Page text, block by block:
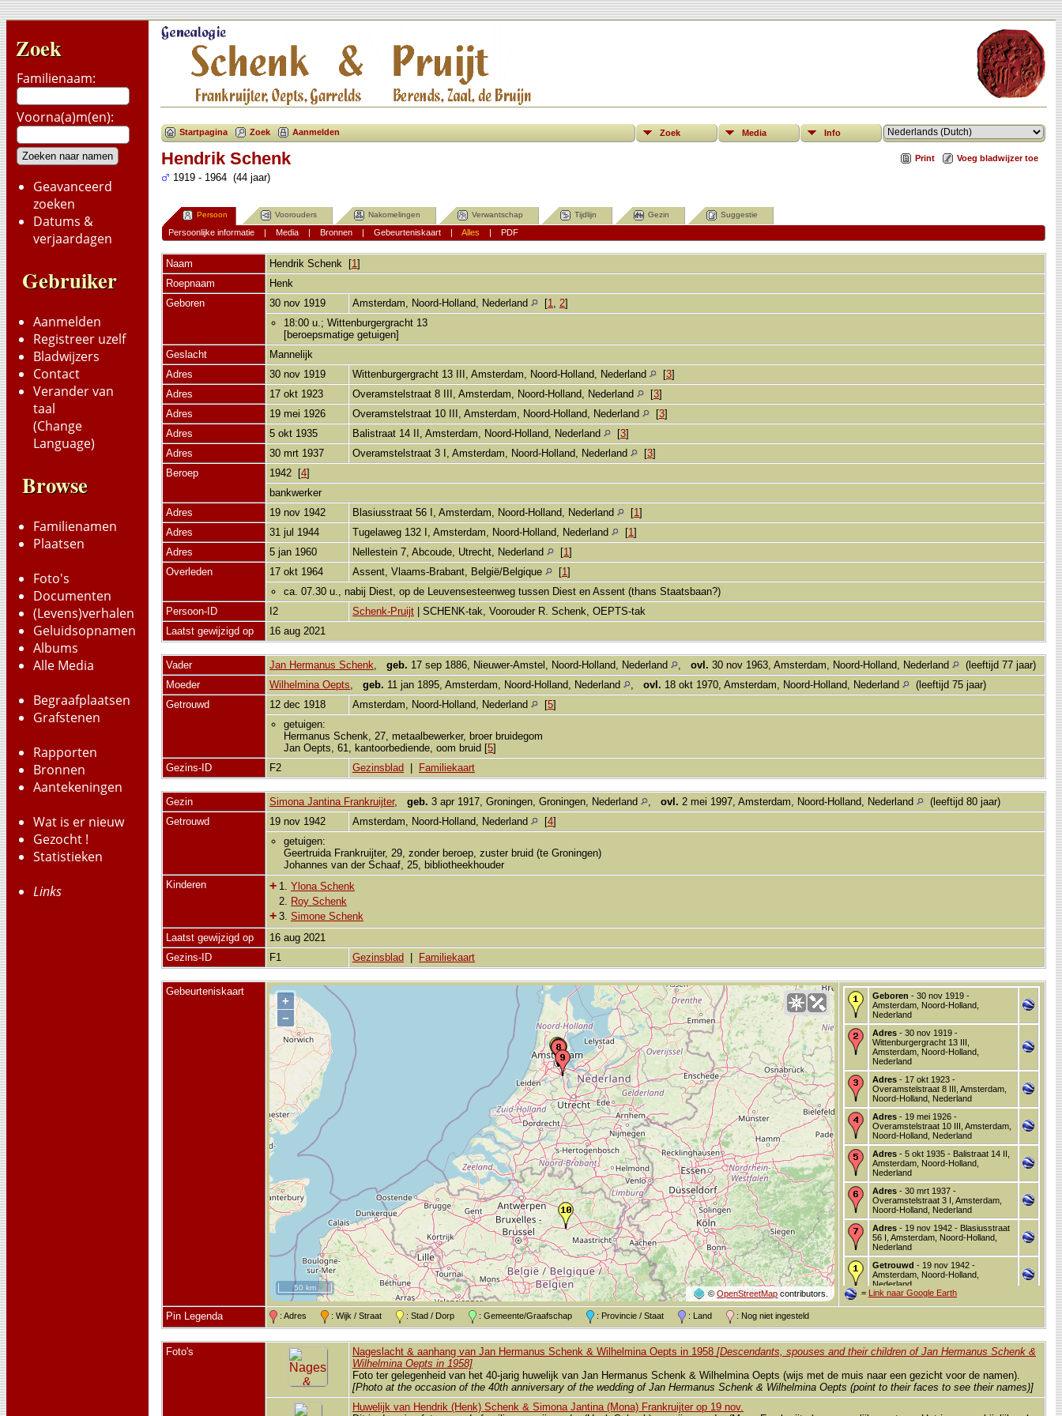
Zoek
Familienaam:
Voorna(a)m(en):
Geavanceerd
zoeken
Datums &
verjaardagen
Gebruiker
Aanmelden
Registreer uzelf
Bladwijzers
Contact
Verander van
taal
(Change
Language)
Browse
Familienamen
Plaatsen
Foto's
Documenten
(Levens)verhalen
Geluidsopnamen
Albums
Alle Media
Begraafplaatsen
Grafstenen
Rapporten
Bronnen
Aantekeningen
Wat is er nieuw
Gezocht !
Statistieken
Links
Startpagina Zoek Aanmelden Zoek Media Info
Print Voeg bladwijzer toe
Hendrik Schenk
1919 - 1964 (44 jaar)
Persoon Voorouders Nakomelingen Verwantschap Tijdlijn Gezin Suggestie
Persoonlijke informatie| Media| Bronnen| Gebeurteniskaart| Alles PDF
Naam Hendrik Schenk [1]
Roepnaam
Henk
Geboren
30 nov 1919 Amsterdam, Noord-Holland, Nederland [1 2]
18:00 u.; Wittenburgergracht 13
[beroepsmatige getuigen]
Geslacht
Mannelijk
Adres
30 nov 1919 Wittenburgergracht 13 III, Amsterdam, Noord-Holland, Nederland [3]
Adres
17 okt 1923 Overamstelstraat 8 III, Amsterdam, Noord-Holland, Nederland [3]
Adres
19 mei 1926 Overamstelstraat 10 III, Amsterdam, Noord-Holland, Nederland [3]
Adres
5 okt 1935 Balistraat 14 II, Amsterdam, Noord-Holland, Nederland [3]
Adres
30 mrt 1937 Overamstelstraat 3 I, Amsterdam, Noord-Holland, Nederland [3]
Beroep
1942 [4]
bankwerker
Adres
19 nov 1942 Blasiusstraat 56 I, Amsterdam, Noord-Holland, Nederland [1]
Adres
31 jul 1944 Tugelaweg 132 I, Amsterdam, Noord-Holland, Nederland [1]
Adres
5 jan 1960 Nellestein 7, Abcoude, Utrecht, Nederland [1]
Overleden
17 okt 1964 Assent, Vlaams-Brabant, België/Belgique [1]
ca. 07.30 u., nabij Diest, op de Leuvensesteenweg tussen Diest en Assent (thans Staatsbaan?)
Persoon-ID
I2 Schenk-Pruijt | SCHENK-tak, Voorouder R. Schenk, OEPTS-tak
Laatst gewijzigd op
16 aug 2021
Vader Jan Hermanus Schenk geb. 17 sep 1886, Nieuwer-Amstel, Noord-Holland, Nederland ovl. 30 nov 1963, Amsterdam, Noord-Holland, Nederland
(leeftijd 77 jaar)
Moeder
Wilhelmina Oepts geb. 11 jan 1895, Amsterdam, Noord-Holland, Nederland ovl. 18 okt 1970, Amsterdam, Noord-Holland, Nederland
(leeftijd 75 jaar)
Getrouwd
12 dec 1918 Amsterdam, Noord-Holland, Nederland [5]
getuigen:
Hermanus Schenk, 27, metaalbewerker, broer bruidegom
Jan Oepts, 61, kantoorbediende, oom bruid [5]
Gezins-ID
F2 Gezinsblad | Familiekaart
Gezin Simona Jantina Frankruijter, geb. 3 apr 1917, Groningen, Groningen, Nederland ovl. 2 mei 1997, Amsterdam, Noord-Holland, Nederland
(leeftijd 80 jaar)
Getrouwd
19 nov 1942 Amsterdam, Noord-Holland, Nederland [4]
getuigen:
Geertruida Frankruijter, 29, zonder beroep, zuster bruid (te Groningen)
Johannes van der Schaaf, 25, bibliotheekhouder
Kinderen
+ 1. Ylona Schenk
2. Roy Schenk
+ 3. Simone Schenk
Laatst gewijzigd op
16 aug 2021
Gezins-ID
F1 Gezinsblad | Familiekaart
Gebeurteniskaart
+
−
©OpenStreetMapcontributors.
50 km
Geboren - 30 nov 1919 -
Amsterdam, Noord-Holland,
Nederland
Adres - 30 nov 1919 -
Wittenburgergracht 13 III,
Amsterdam, Noord-Holland,
Nederland
Adres - 17 okt 1923 -
Overamstelstraat 8 III, Amsterdam,
Noord-Holland, Nederland
Adres - 19 mei 1926 -
Overamstelstraat 10 III, Amsterdam,
Noord-Holland, Nederland
Adres - 5 okt 1935 - Balistraat 14 II,
Amsterdam, Noord-Holland,
Nederland
Adres - 30 mrt 1937 -
Overamstelstraat 3 I, Amsterdam,
Noord-Holland, Nederland
Adres - 19 nov 1942 - Blasiusstraat
56 I, Amsterdam, Noord-Holland,
Nederland
Getrouwd - 19 nov 1942 -
Amsterdam, Noord-Holland,
Nederland
Adres- 5 jan 1960 - Nellestein 7,
Abcoude, Utrecht, Nederland
Overleden- 17 okt 1964 - Assent,
Vlaams-Brabant, België/Belgique
= Link naar Google Earth
Pin Legenda : Adres : Wijk / Straat : Stad / Dorp : Gemeente/Graafschap : Provincie / Staat : Land : Nog niet ingesteld
Foto's Nageslacht & aanhang van Jan Hermanus Schenk & Wilhelmina Oepts in 1958 [Descendants, spouses and their children of Jan Hermanus Schenk &
Wilhelmina Oepts in 1958]
Foto ter gelegenheid van het 40-jarig huwelijk van Jan Hermanus Schenk & Wilhelmina Oepts (wijs met de muis naar een gezicht voor de namen).
[Photo at the occasion of the 40th anniversary of the wedding of Jan Hermanus Schenk & Wilhelmina Oepts (point to their faces to see their names)]
Huwelijk van Hendrik (Henk) Schenk & Simona Jantina (Mona) Frankruijter op 19 nov.